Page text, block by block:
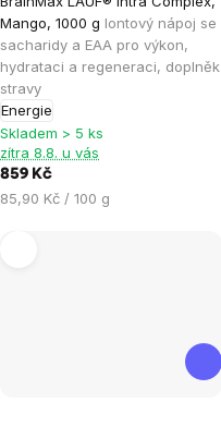
Mango, 1000 g Iontový nápoj se
sacharidy a EAA pro výkon,
hydrataci a regeneraci, doplněk
stravy
Energie
hodnocení
produktu
je
4,9
z
5
hvězdiček.
Skladem > 5 ks
zítra 8.8. u vás
859 Kč
Měrná
85,90 Kč / 100 g